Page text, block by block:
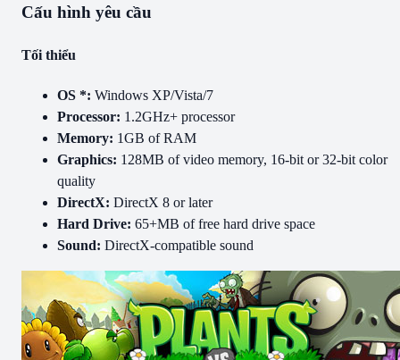
Cấu hình yêu cầu
Tối thiểu
OS *: Windows XP/Vista/7
Processor: 1.2GHz+ processor
Memory: 1GB of RAM
Graphics: 128MB of video memory, 16-bit or 32-bit color
quality
DirectX: DirectX 8 or later
Hard Drive: 65+MB of free hard drive space
Sound: DirectX-compatible sound